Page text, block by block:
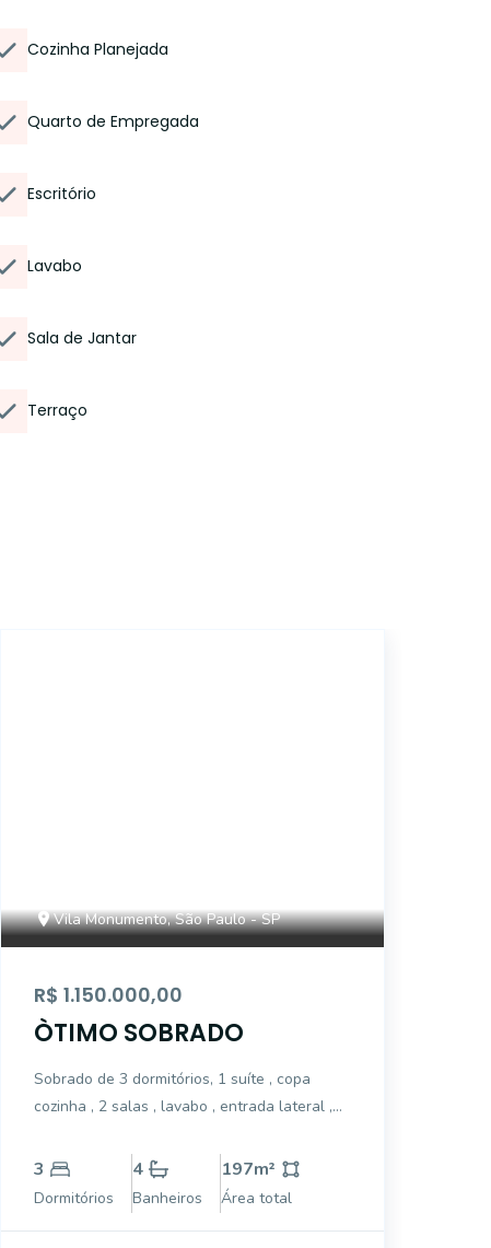
Cozinha Planejada
Quarto de Empregada
Escritório
Lavabo
Sala de Jantar
Terraço
Vila Monumento, São Paulo - SP
R$ 1.150.000,00
ÒTIMO SOBRADO
Sobrado de 3 dormitórios, 1 suíte , copa
cozinha , 2 salas , lavabo , entrada lateral ,
com acesso para dentro da casa , 3
garagens , 2 cobertas e 1 descoberta
3
Dormitórios
4
Banheiros
197m²
Área total